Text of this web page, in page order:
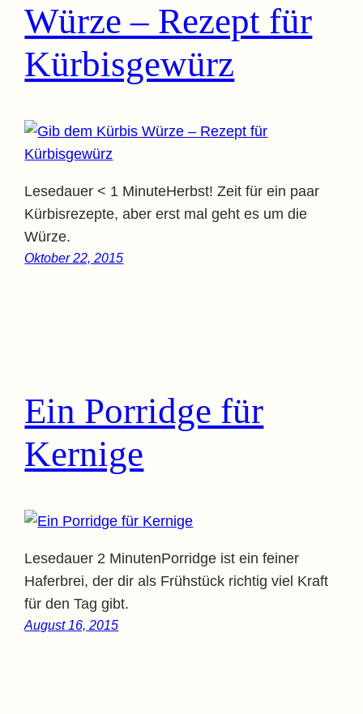
Würze – Rezept für
Kürbisgewürz
Lesedauer < 1 MinuteHerbst! Zeit für ein paar
Kürbisrezepte, aber erst mal geht es um die
Würze.
Oktober 22, 2015
Ein Porridge für
Kernige
Lesedauer 2 MinutenPorridge ist ein feiner
Haferbrei, der dir als Frühstück richtig viel Kraft
für den Tag gibt.
August 16, 2015